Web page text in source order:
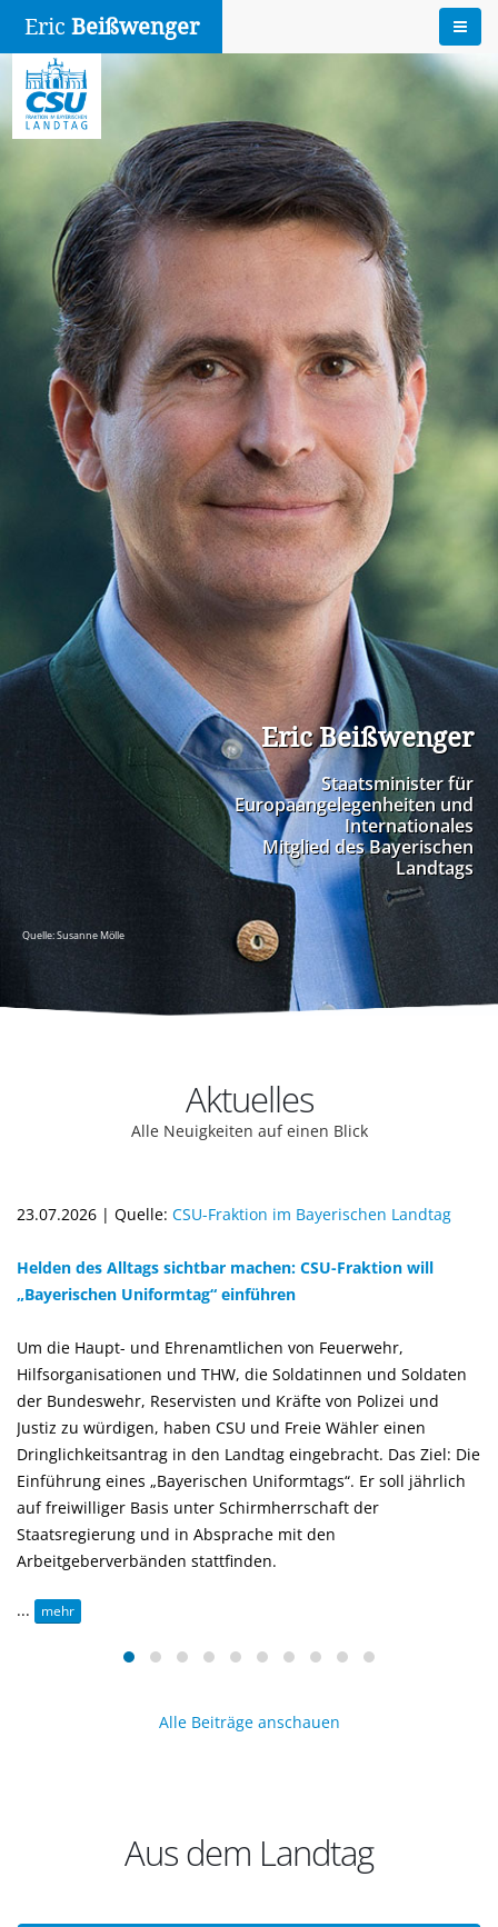
Eric Beißwenger
Eric Beißwenger
Staatsminister für
Europaangelegenheiten und
Internationales
Mitglied des Bayerischen
Landtags
Quelle: Susanne Mölle
Aktuelles
Alle Neuigkeiten auf einen Blick
23.07.2026 | Quelle: CSU-Fraktion im Bayerischen Landtag
Helden des Alltags sichtbar machen: CSU-Fraktion will
Bayerischen Uniformtag“ einführen
Um die Haupt- und Ehrenamtlichen von Feuerwehr,
Hilfsorganisationen und THW, die Soldatinnen und Soldaten
der Bundeswehr, Reservisten und Kräfte von Polizei und
Justiz zu würdigen, haben CSU und Freie Wähler einen
Dringlichkeitsantrag in den Landtag eingebracht. Das Ziel: Die
Einführung eines „Bayerischen Uniformtags“. Er soll jährlich
auf freiwilliger Basis unter Schirmherrschaft der
Staatsregierung und in Absprache mit den
Arbeitgeberverbänden stattfinden.
... mehr
Alle Beiträge anschauen
Aus dem Landtag